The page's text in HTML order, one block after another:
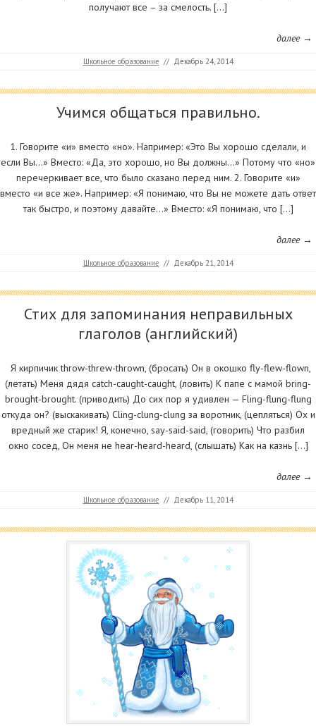
получают все – за смелость. […]
далее →
Школьное образование // Декабрь 24, 2014
Учимся общаться правильно.
1. Говорите «и» вместо «но». Например: «Это Вы хорошо сделали, и
если Вы…» Вместо: «Да, это хорошо, но Вы должны…» Потому что «но»
перечеркивает все, что было сказано перед ним. 2. Говорите «и»
вместо «и все же». Например: «Я понимаю, что Вы не можете дать ответ
так быстро, и поэтому давайте…» Вместо: «Я понимаю, что […]
далее →
Школьное образование // Декабрь 21, 2014
Стих для запоминания неправильных
глаголов (английский)
Я кирпичик throw-threw-thrown, (бросать) Он в окошко fly-flew-flown,
(летать) Меня дядя catch-caught-caught, (ловить) К папе с мамой bring-
brought-brought. (приводить) До сих пор я удивлен — Fling-flung-flung
откуда он? (выскакивать) Cling-clung-clung за воротник, (цепляться) Ох и
вредный же старик! Я, конечно, say-said-said, (говорить) Что разбил
окно сосед, Он меня не hear-heard-heard, (слышать) Как на казнь […]
далее →
Школьное образование // Декабрь 11, 2014